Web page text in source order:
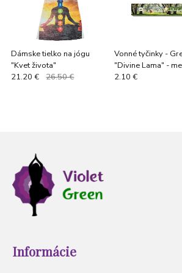
Dámske tielko na jógu
"Kvet života"
21.20 € 26.50 €
Vonné tyčinky -
"Divine Lama" -
2.10 €
Informácie